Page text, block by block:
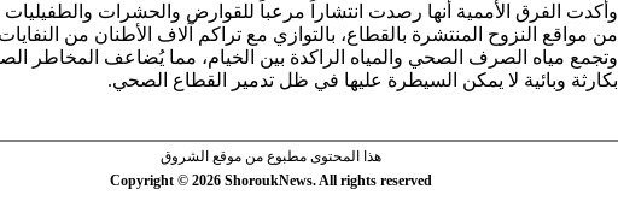
من مواقع النزوح المنتشرة بالقطاع، بالتوازي مع تراكم آلاف الأطنان من
وتجمع مياه الصرف الصحي والمياه الراكدة بين الخيام، مما يُضاعف المخاطر
بكارثة وبائية لا يمكن السيطرة عليها في ظل تدمير القطاع الصحي.
هذا المحتوى مطبوع من موقع الشروق
Copyright © 2026 ShoroukNews. All rights reserved